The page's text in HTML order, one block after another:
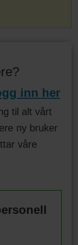
inn her
til alt vårt
ny bruker
våre